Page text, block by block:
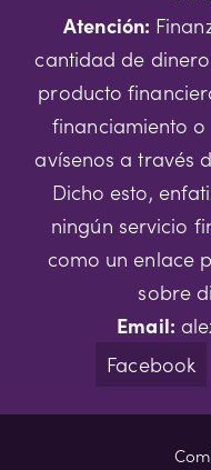
Atención:
cantidad de
producto
financiamiento o
avísenos a través
Dicho esto,
ningún servicio
como un enlace
sobre
Email:
Facebook